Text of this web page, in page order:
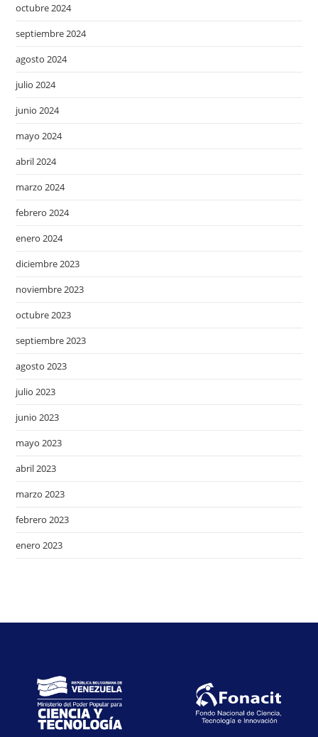
octubre 2024
septiembre 2024
agosto 2024
julio 2024
junio 2024
mayo 2024
abril 2024
marzo 2024
febrero 2024
enero 2024
diciembre 2023
noviembre 2023
octubre 2023
septiembre 2023
agosto 2023
julio 2023
junio 2023
mayo 2023
abril 2023
marzo 2023
febrero 2023
enero 2023